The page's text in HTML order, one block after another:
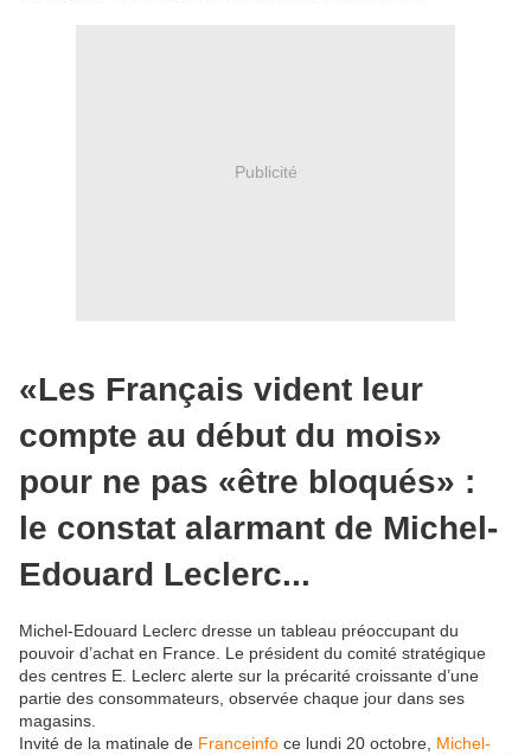
Publicité
«Les Français vident leur
compte au début du mois»
pour ne pas «être bloqués» :
le constat alarmant de Michel-
Edouard Leclerc...
Michel-Edouard Leclerc dresse un tableau préoccupant du
pouvoir d’achat en France. Le président du comité stratégique
des centres E. Leclerc alerte sur la précarité croissante d’une
partie des consommateurs, observée chaque jour dans ses
magasins.
Invité de la matinale de Franceinfo ce lundi 20 octobre, Michel-